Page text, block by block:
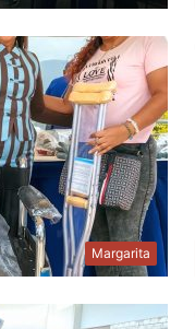
Margarita